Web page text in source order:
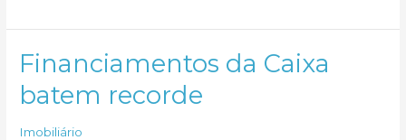
em
investir
ambientes
Financiamentos da Caixa
batem recorde
Imobiliário